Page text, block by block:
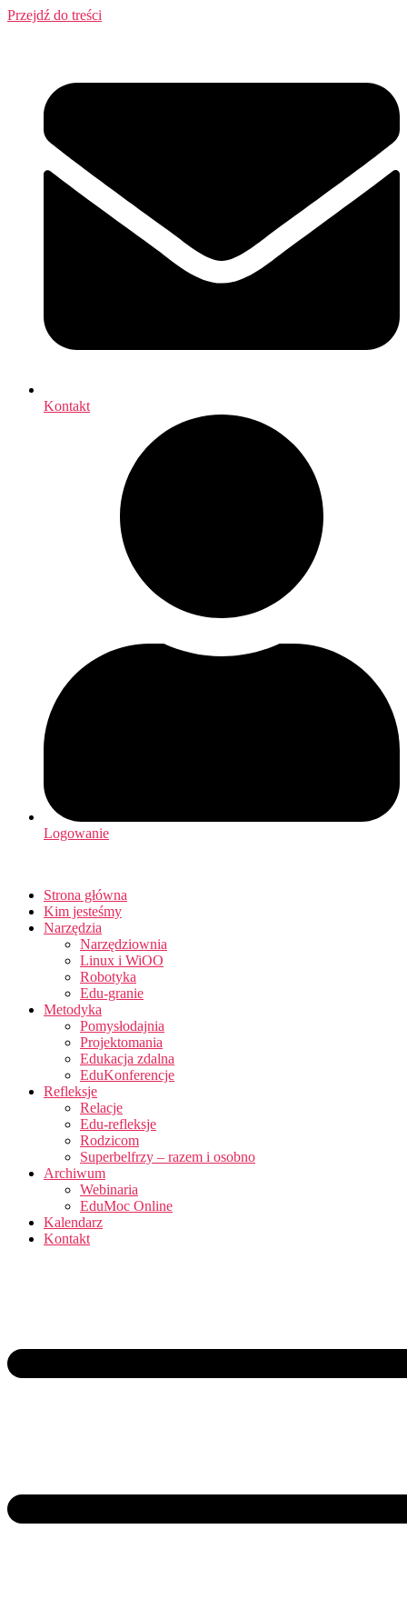
Przejdź do treści
Kontakt
Logowanie
Strona główna
Kim jesteśmy
Narzędzia
Narzędziownia
Linux i WiOO
Robotyka
Edu-granie
Metodyka
Pomysłodajnia
Projektomania
Edukacja zdalna
EduKonferencje
Refleksje
Relacje
Edu-refleksje
Rodzicom
Superbelfrzy – razem i osobno
Archiwum
Webinaria
EduMoc Online
Kalendarz
Kontakt